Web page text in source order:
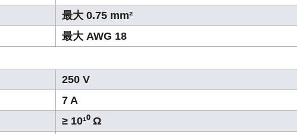
最大 0.75 mm²
最大 AWG 18
250 V
7 A
≥ 10¹⁰ Ω